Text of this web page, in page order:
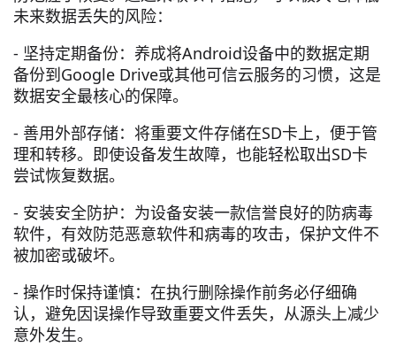
未来数据丢失的风险：
- 坚持定期备份：养成将Android设备中的数据定期
备份到Google Drive或其他可信云服务的习惯，这是
数据安全最核心的保障。
- 善用外部存储：将重要文件存储在SD卡上，便于管
理和转移。即使设备发生故障，也能轻松取出SD卡
尝试恢复数据。
- 安装安全防护：为设备安装一款信誉良好的防病毒
软件，有效防范恶意软件和病毒的攻击，保护文件不
被加密或破坏。
- 操作时保持谨慎：在执行删除操作前务必仔细确
认，避免因误操作导致重要文件丢失，从源头上减少
意外发生。